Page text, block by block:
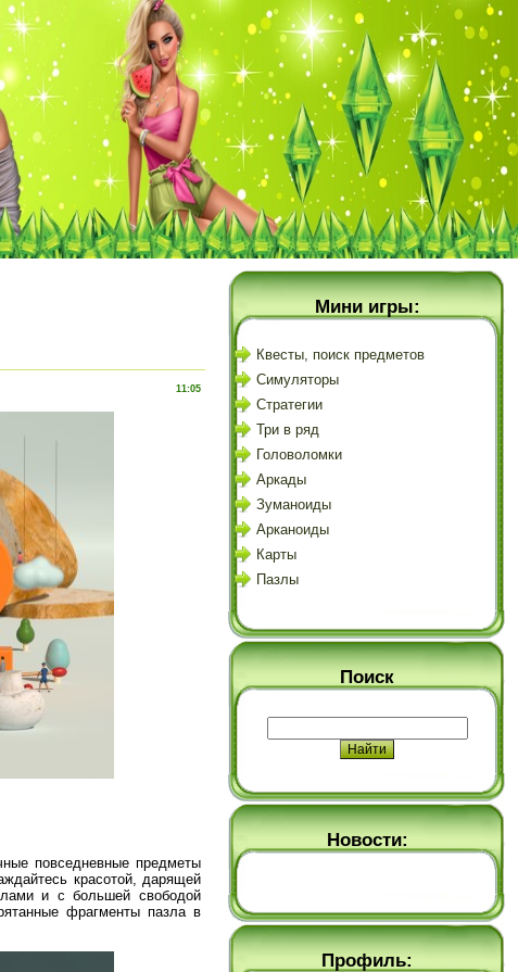
11:05
повседневные предметы
красотой, дарящей
и с большей свободой
фрагменты пазла в
Мини игры:
Квесты, поиск предметов
Симуляторы
Стратегии
Три в ряд
Головоломки
Аркады
Зуманоиды
Арканоиды
Карты
Пазлы
Поиск
Новости:
Профиль: